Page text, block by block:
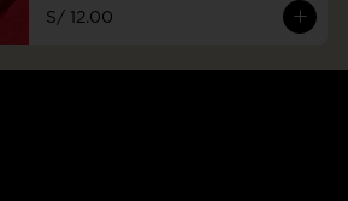
S/ 12.00